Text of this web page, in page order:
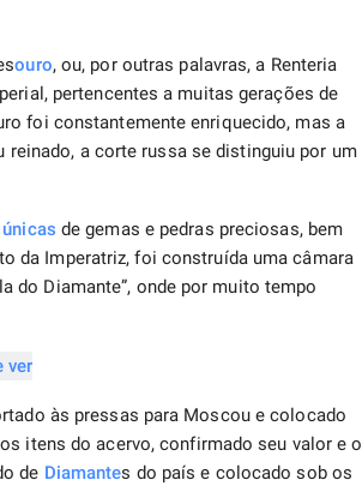
ouro, ou, por outras palavras, a Renteria
pertencentes a muitas gerações de
foi constantemente enriquecido, mas a
a corte russa se distinguiu por um
únicas de gemas e pedras preciosas, bem
da Imperatriz, foi construída uma câmara
do Diamante”, onde por muito tempo
às pressas para Moscou e colocado
itens do acervo, confirmado seu valor e o
de Diamantes do país e colocado sob os